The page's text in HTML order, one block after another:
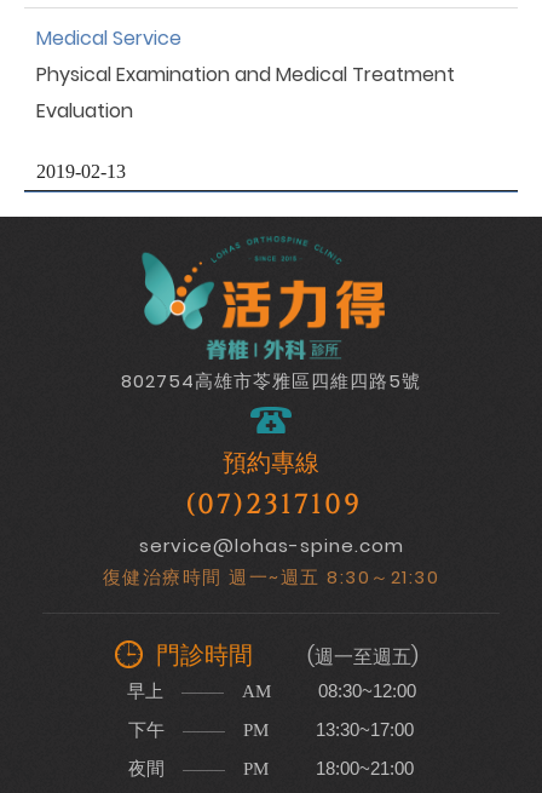
Medical Service
Physical Examination and Medical Treatment
Evaluation
2019-02-13
802754高雄市苓雅區四維四路5號
預約專線
(07)2317109
service@lohas-spine.com
復健治療時間 週一~週五 8:30～21:30
門診時間 (週一至週五)
早上 AM 08:30~12:00
下午 PM 13:30~17:00
夜間 PM 18:00~21:00